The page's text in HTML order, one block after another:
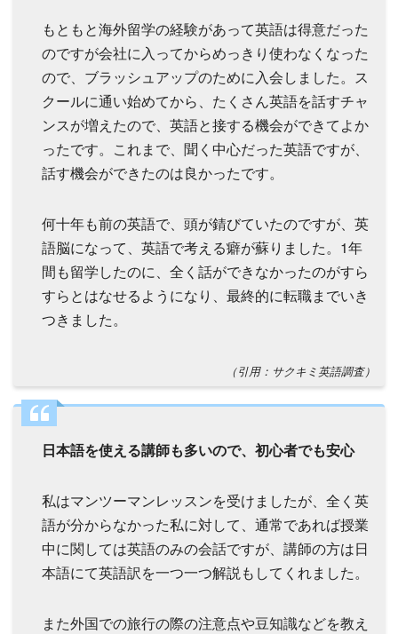
もともと海外留学の経験があって英語は得意だった
のですが会社に入ってからめっきり使わなくなった
ので、ブラッシュアップのために入会しました。ス
クールに通い始めてから、たくさん英語を話すチャ
ンスが増えたので、英語と接する機会ができてよか
ったです。これまで、聞く中心だった英語ですが、
話す機会ができたのは良かったです。
何十年も前の英語で、頭が錆びていたのですが、英
語脳になって、英語で考える癖が蘇りました。1年
間も留学したのに、全く話ができなかったのがすら
すらとはなせるようになり、最終的に転職までいき
つきました。
（引用：サクキミ英語調査）
日本語を使える講師も多いので、初心者でも安心
私はマンツーマンレッスンを受けましたが、全く英
語が分からなかった私に対して、通常であれば授業
中に関しては英語のみの会話ですが、講師の方は日
本語にて英語訳を一つ一つ解説もしてくれました。
また外国での旅行の際の注意点や豆知識などを教え